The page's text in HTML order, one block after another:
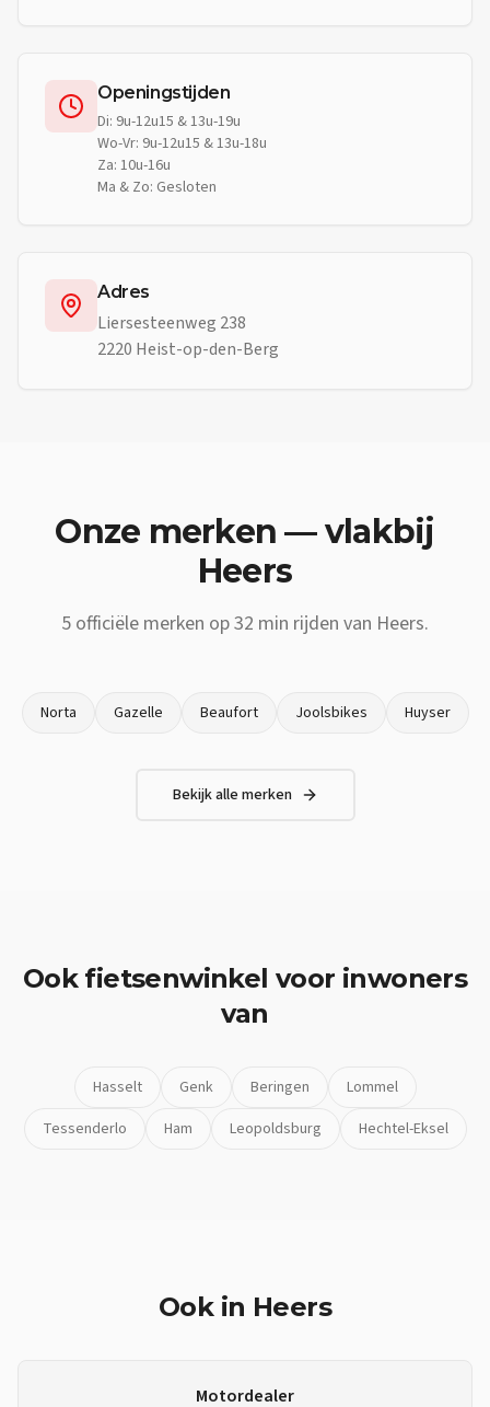
Openingstijden
Di: 9u-12u15 & 13u-19u
Wo-Vr: 9u-12u15 & 13u-18u
Za: 10u-16u
Ma & Zo: Gesloten
Adres
Liersesteenweg 238
2220 Heist-op-den-Berg
Onze merken — vlakbij
Heers
5 officiële merken op32 min rijden van Heers.
Norta Gazelle Beaufort Joolsbikes Huyser
Bekijk alle merken
Ook fietsenwinkel voor inwoners
van
Hasselt Genk Beringen
Lommel
Tessenderlo
Ham Leopoldsburg Hechtel-Eksel
Ook in Heers
Motordealer